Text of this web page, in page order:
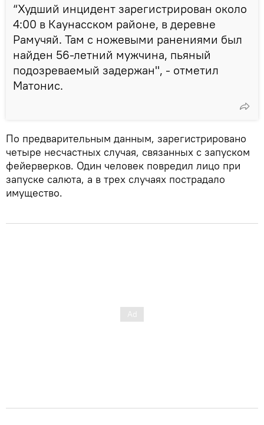
“Худший инцидент зарегистрирован около
4:00 в Каунасском районе, в деревне
Рамучяй. Там с ножевыми ранениями был
найден 56-летний мужчина, пьяный
подозреваемый задержан", - отметил
Матонис.
По предварительным данным, зарегистрировано
четыре несчастных случая, связанных с запуском
фейерверков. Один человек повредил лицо при
запуске салюта, а в трех случаях пострадало
имущество.